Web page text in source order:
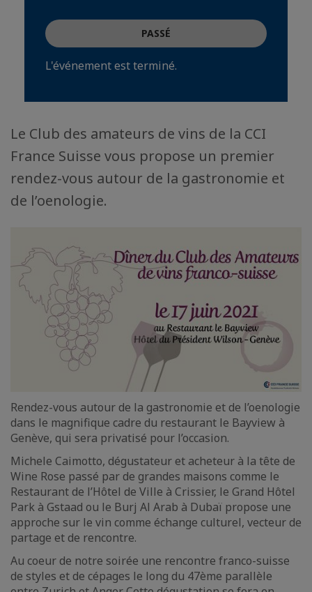
PASSÉ
L'événement est terminé.
Le Club des amateurs de vins de la CCI
France Suisse vous propose un premier
rendez-vous autour de la gastronomie et
de l’oenologie.
Rendez-vous autour de la gastronomie et de l’oenologie
dans le magnifique cadre du restaurant le Bayview à
Genève, qui sera privatisé pour l’occasion.
Michele Caimotto, dégustateur et acheteur à la tête de
Wine Rose passé par de grandes maisons comme le
Restaurant de l’Hôtel de Ville à Crissier, le Grand Hôtel
Park à Gstaad ou le Burj Al Arab à Dubaï propose une
approche sur le vin comme échange culturel, vecteur de
partage et de rencontre.
Au coeur de notre soirée une rencontre franco-suisse
de styles et de cépages le long du 47ème parallèle